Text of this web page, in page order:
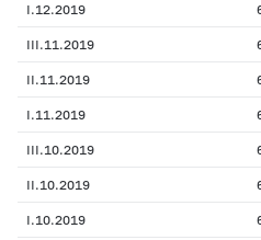
I.12.2019
III.11.2019
II.11.2019
I.11.2019
III.10.2019
II.10.2019
I.10.2019